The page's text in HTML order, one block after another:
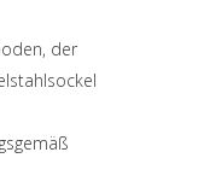
der